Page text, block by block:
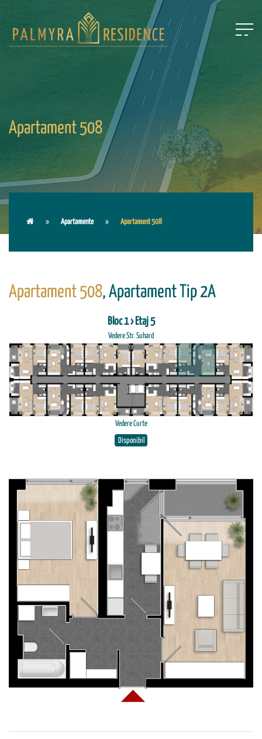
Apartament 508
Apartamente Apartament 508
Apartament 508, Apartament Tip 2A
Bloc 1 › Etaj 5
Vedere Str. Suhard
Vedere Curte
Disponibil